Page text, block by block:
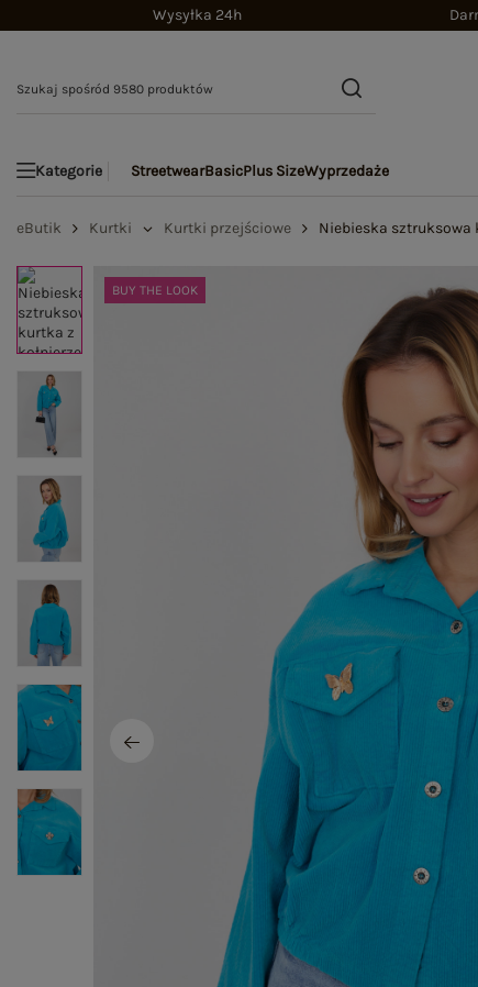
Wysyłka 24h
Kategorie StreetwearBasicPlus SizeWyprzedaże
eButik Kurtki Kurtki przejściowe Niebieska sztruksowa
BUY THE LOOK